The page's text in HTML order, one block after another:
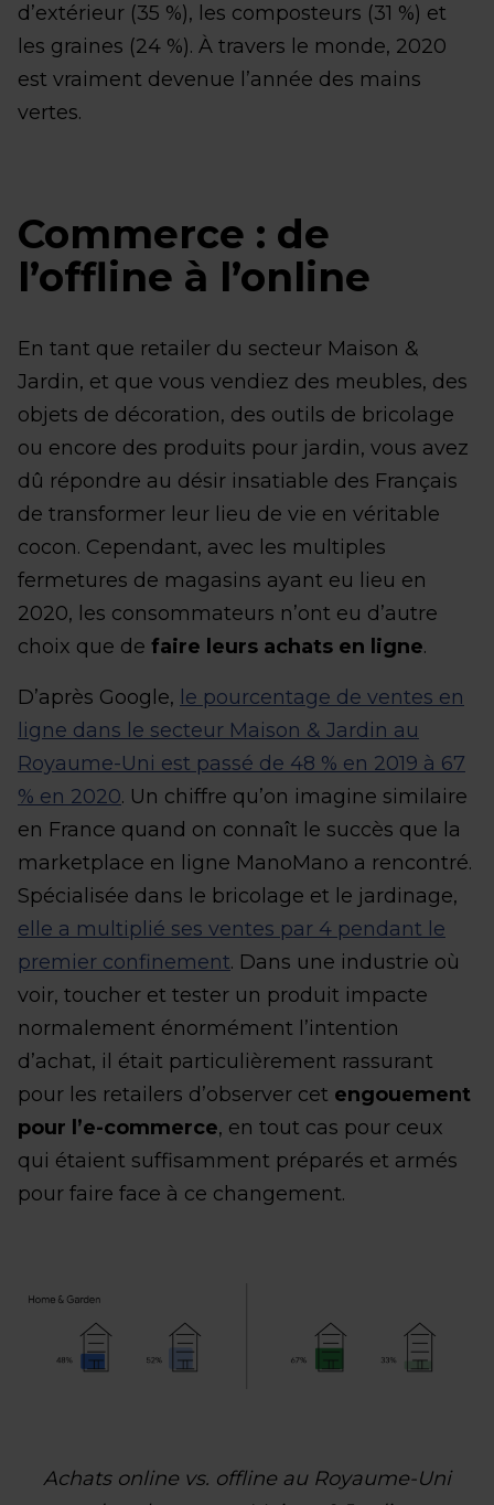
d’extérieur (35 %), les composteurs (31 %) et
les graines (24 %). À travers le monde, 2020
est vraiment devenue l’année des mains
vertes.
Commerce : de
l’offline à l’online
En tant que retailer du secteur Maison &
Jardin, et que vous vendiez des meubles, des
objets de décoration, des outils de bricolage
ou encore des produits pour jardin, vous avez
dû répondre au désir insatiable des Français
de transformer leur lieu de vie en véritable
cocon. Cependant, avec les multiples
fermetures de magasins ayant eu lieu en
2020, les consommateurs n’ont eu d’autre
choix que de faire leurs achats en ligne.
D’après Google, le pourcentage de ventes en
ligne dans le secteur Maison & Jardin au
Royaume-Uni est passé de 48 % en 2019 à 67
% en 2020. Un chiffre qu’on imagine similaire
en France quand on connaît le succès que la
marketplace en ligne ManoMano a rencontré.
Spécialisée dans le bricolage et le jardinage,
elle a multiplié ses ventes par 4 pendant le
premier confinement. Dans une industrie où
voir, toucher et tester un produit impacte
normalement énormément l’intention
d’achat, il était particulièrement rassurant
pour les retailers d’observer cet engouement
pour l’e-commerce, en tout cas pour ceux
qui étaient suffisamment préparés et armés
pour faire face à ce changement.
Achats online vs. offline au Royaume-Uni